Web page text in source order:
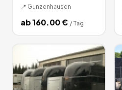
📍 Gunzenhausen
ab160.00€ / Tag